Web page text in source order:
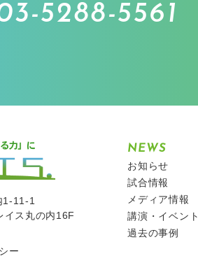
5288-5561
1-11-1
イス丸の内16F
ー
NEWS
お知らせ
試合情報
メディア情報
講演・イベント
過去の事例